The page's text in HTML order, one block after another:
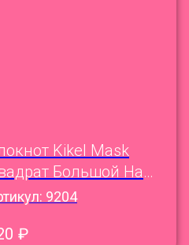
Kikel Mask
Большой На
9204
₽